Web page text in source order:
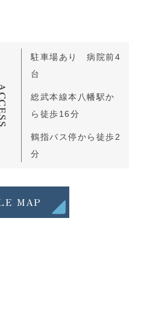
駐車場あり 病院前4
台
総武本線本八幡駅か
ら徒歩16分
鶴指バス停から徒歩2
分
MAP